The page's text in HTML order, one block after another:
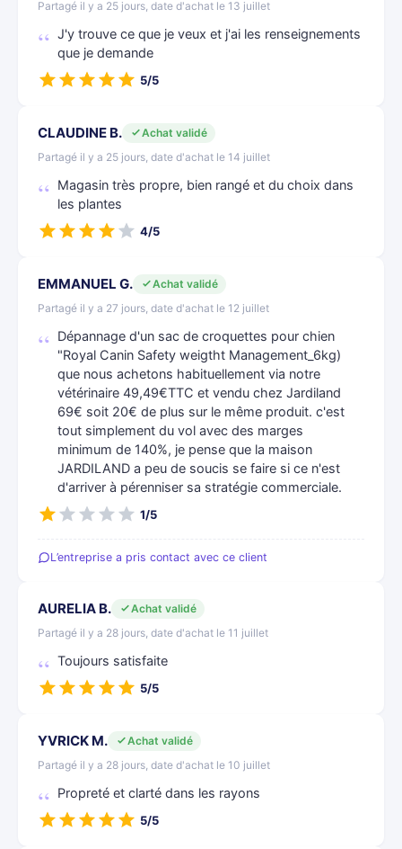
Partagé il y a 25 jours, date d'achat le 13 juillet
J'y trouve ce que je veux et j'ai les renseignements
que je demande
5/5
CLAUDINE B.
Achat validé
Partagé il y a 25 jours, date d'achat le 14 juillet
Magasin très propre, bien rangé et du choix dans
les plantes
4/5
EMMANUEL G.
Achat validé
Partagé il y a 27 jours, date d'achat le 12 juillet
Dépannage d'un sac de croquettes pour chien
"Royal Canin Safety weigtht Management_6kg)
que nous achetons habituellement via notre
vétérinaire 49,49€TTC et vendu chez Jardiland
69€ soit 20€ de plus sur le même produit. c'est
tout simplement du vol avec des marges
minimum de 140%, je pense que la maison
JARDILAND a peu de soucis se faire si ce n'est
d'arriver à pérenniser sa stratégie commerciale.
1/5
L’entreprise a pris contact avec ce client
AURELIA B.
Achat validé
Partagé il y a 28 jours, date d'achat le 11 juillet
Toujours satisfaite
5/5
YVRICK M.
Achat validé
Partagé il y a 28 jours, date d'achat le 10 juillet
Propreté et clarté dans les rayons
5/5